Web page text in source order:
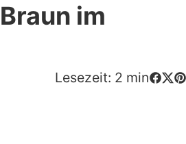
im
Lesezeit: 2 min